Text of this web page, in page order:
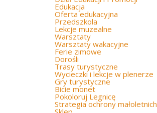
Edukacja
Oferta edukacyjna
Przedszkola
Lekcje muzealne
Warsztaty
Warsztaty wakacyjne
Ferie zimowe
Dorośli
Trasy turystyczne
Wycieczki i lekcje w plenerze
Gry turystyczne
Bicie monet
Pokoloruj Legnicę
Strategia ochrony małoletnich